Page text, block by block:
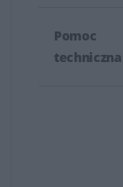
Pomoc
techniczna